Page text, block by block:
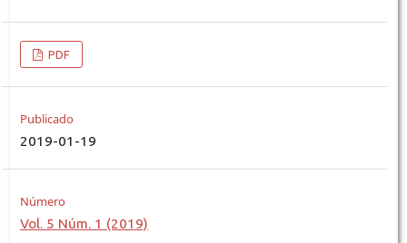
PDF
Publicado
2019-01-19
Número
Vol. 5 Núm. 1 (2019)